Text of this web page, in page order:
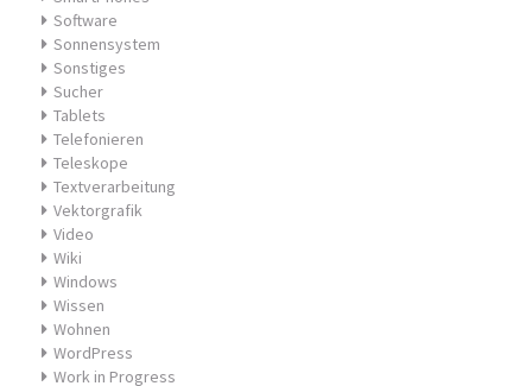
Software
Sonnensystem
Sonstiges
Sucher
Tablets
Telefonieren
Teleskope
Textverarbeitung
Vektorgrafik
Video
Wiki
Windows
Wissen
Wohnen
WordPress
Work in Progress